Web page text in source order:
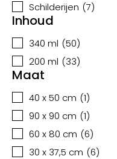
Schilderijen (7)
Inhoud
340 ml (50)
200 ml (33)
Maat
40 x 50 cm (1)
90 x 90 cm (1)
60 x 80 cm (6)
30 x 37,5 cm (6)